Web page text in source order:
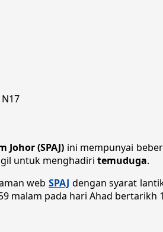
(SPAJ) ini mempunyai
untuk menghadiri temuduga.
web SPAJ dengan syarat
malam pada hari Ahad bertarikh